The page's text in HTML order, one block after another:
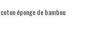
éponge de bambou